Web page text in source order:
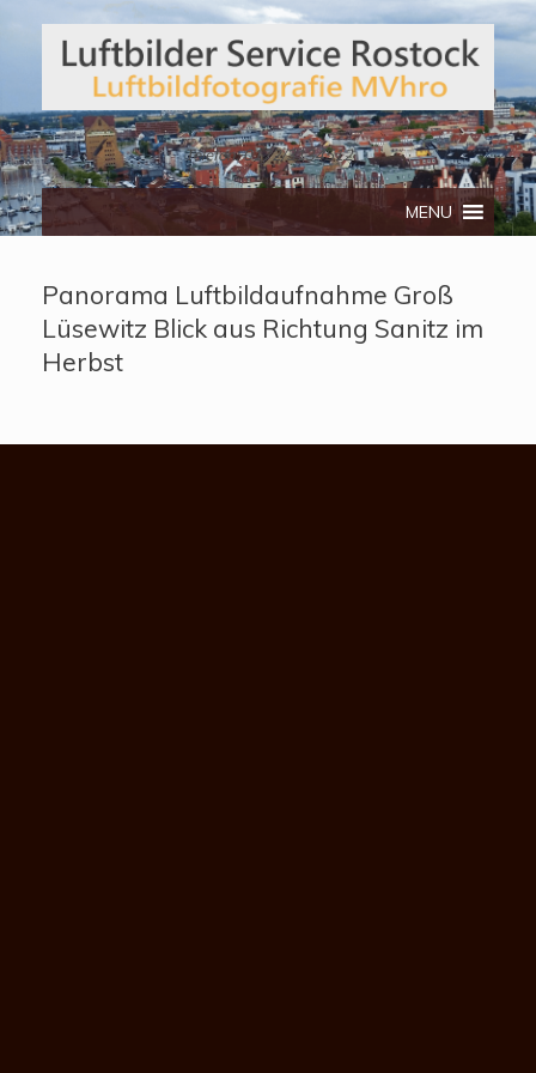
Telefon: 0172/3134512
MENU
Panorama Luftbildaufnahme Groß
Lüsewitz Blick aus Richtung Sanitz im
Herbst